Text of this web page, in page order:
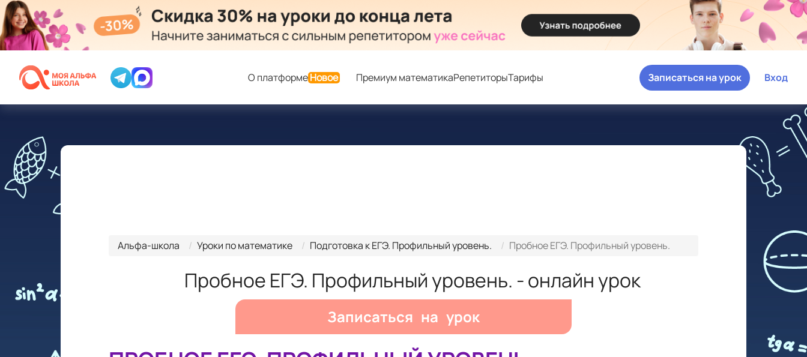
О платформеНовое Премиум математикаРепетиторыТарифы Вход
Записаться на урок
Альфа-школа Уроки по математике Подготовка к ЕГЭ. Профильный уровень. Пробное ЕГЭ. Профильный уровень.
Пробное ЕГЭ. Профильный уровень. - онлайн урок
Записаться на урок